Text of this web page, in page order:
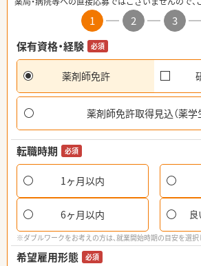
1 2 3
保有資格・経験
必須
薬剤師免許
薬剤師免許取得見込（薬学
転職時期 必須
1ヶ月以内
6ヶ月以内
※ダブルワークをお考えの方は、就業開始時期の目安を選択
希望雇用形態 必須